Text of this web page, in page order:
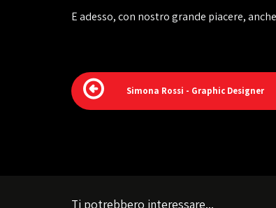
E adesso, con nostro grande piacere,
Simona Rossi - Graphic Designer
Ti potrebbero interessare...